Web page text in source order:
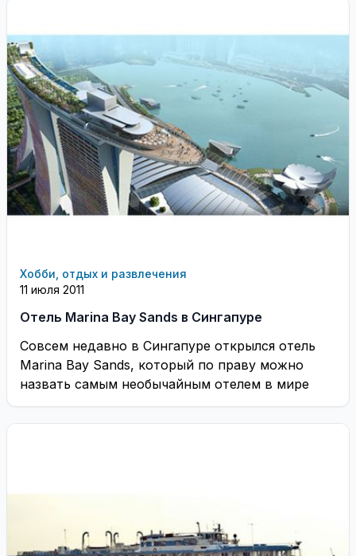
Хобби, отдых и развлечения
11 июля 2011
Отель Marina Bay Sands в Сингапуре
Совсем недавно в Сингапуре открылся отель
Marina Bay Sands, который по праву можно
назвать самым необычайным отелем в мире